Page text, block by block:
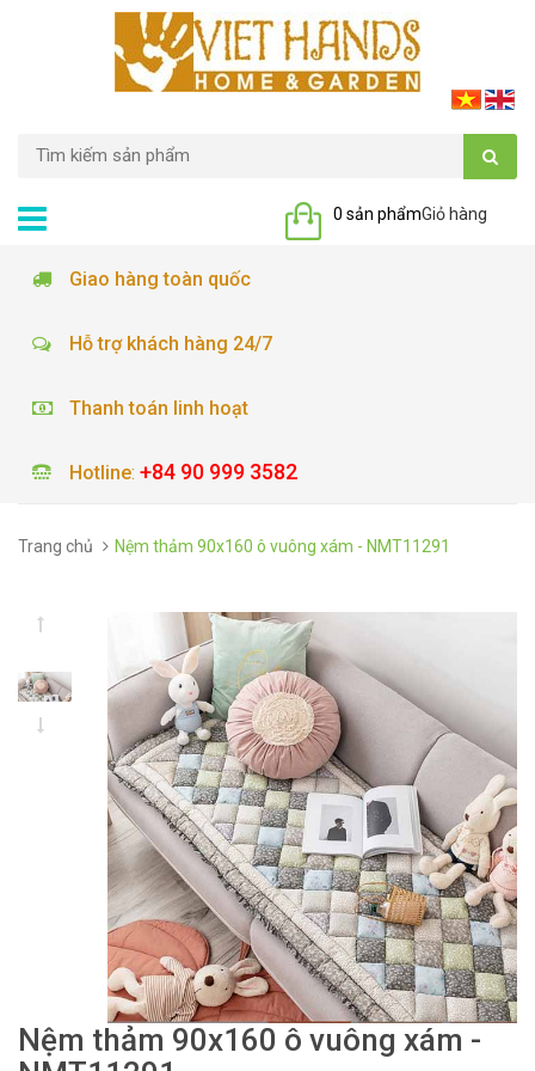
Giỏ hàng
0 sản phẩm
Giao hàng toàn quốc
Hỗ trợ khách hàng 24/7
Thanh toán linh hoạt
Hotline: +84 90 999 3582
Trang chủ Nệm thảm 90x160 ô vuông xám - NMT11291
Nệm thảm 90x160 ô vuông xám -